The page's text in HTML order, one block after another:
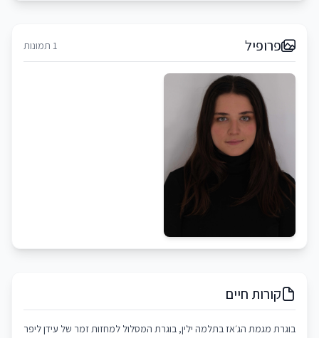
פרופיל 1 תמונות
קורות חיים
בוגרת מגמת הג׳אז בתלמה ילין, בוגרת המסלול למחזות זמר של עידן ליפר